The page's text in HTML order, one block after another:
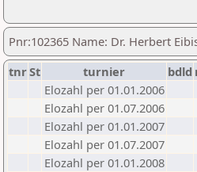
Pnr:102365 Name: Dr. Herbert
tnrSt turnier bdld
Elozahl per 01.01.2006
Elozahl per 01.07.2006
Elozahl per 01.01.2007
Elozahl per 01.07.2007
Elozahl per 01.01.2008